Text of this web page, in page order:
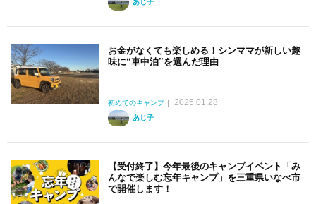
お金がなくても楽しめる！シンママが新しい趣
味に“車中泊”を選んだ理由
初めてのキャンプ
2025.01.28
あじ子
【受付終了】今年最後のキャンプイベント「み
んなで楽しむ忘年キャンプ」を三重県いなべ市
で開催します！